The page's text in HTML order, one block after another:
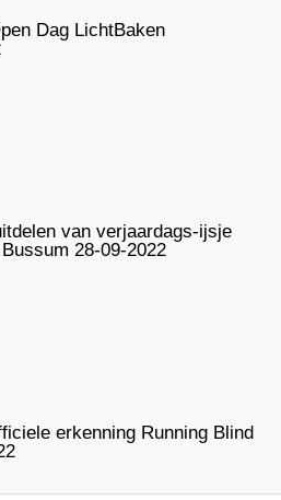
Dag LichtBaken
van verjaardags-ijsje
28-09-2022
erkenning Running Blind